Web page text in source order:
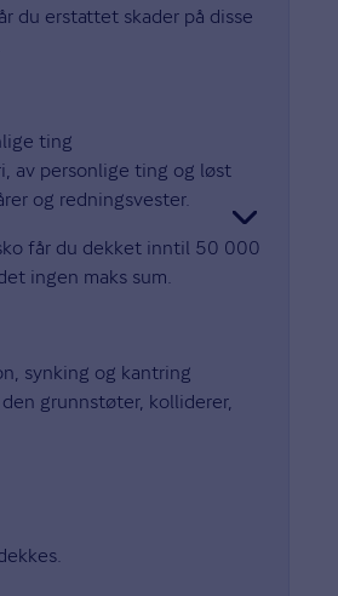
du erstattet skader på disse
ting
av personlige ting og løst
og redningsvester.
får du dekket inntil 50 000
ingen maks sum.
synking og kantring
grunnstøter, kolliderer,